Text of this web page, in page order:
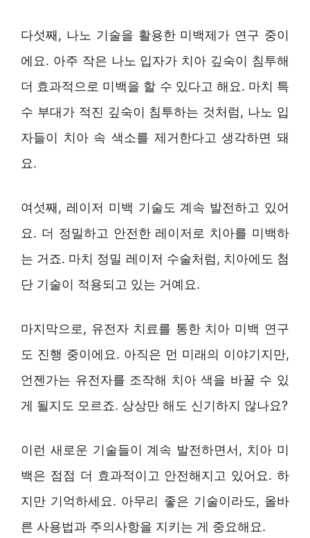
다섯째, 나노 기술을 활용한 미백제가 연구 중이
에요. 아주 작은 나노 입자가 치아 깊숙이 침투해
더 효과적으로 미백을 할 수 있다고 해요. 마치 특
수 부대가 적진 깊숙이 침투하는 것처럼, 나노 입
자들이 치아 속 색소를 제거한다고 생각하면 돼
요.
여섯째, 레이저 미백 기술도 계속 발전하고 있어
요. 더 정밀하고 안전한 레이저로 치아를 미백하
는 거죠. 마치 정밀 레이저 수술처럼, 치아에도 첨
단 기술이 적용되고 있는 거예요.
마지막으로, 유전자 치료를 통한 치아 미백 연구
도 진행 중이에요. 아직은 먼 미래의 이야기지만,
언젠가는 유전자를 조작해 치아 색을 바꿀 수 있
게 될지도 모르죠. 상상만 해도 신기하지 않나요?
이런 새로운 기술들이 계속 발전하면서, 치아 미
백은 점점 더 효과적이고 안전해지고 있어요. 하
지만 기억하세요. 아무리 좋은 기술이라도, 올바
른 사용법과 주의사항을 지키는 게 중요해요.